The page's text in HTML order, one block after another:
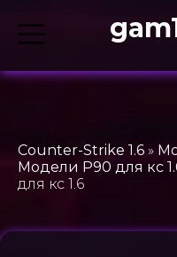
Counter-Strike 1.6 »
Модели P90 для кс
для кс 1.6